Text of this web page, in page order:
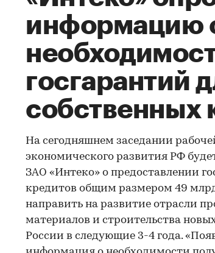
информацию
госгарантий
собственных
На сегодняшнем заседании
экономического развития РФ
ЗАО «Интеко» о предоставлении
кредитов общим размером 49
направить на развитие отрасли
материалов и строительства
России в следующие 3-4 года.